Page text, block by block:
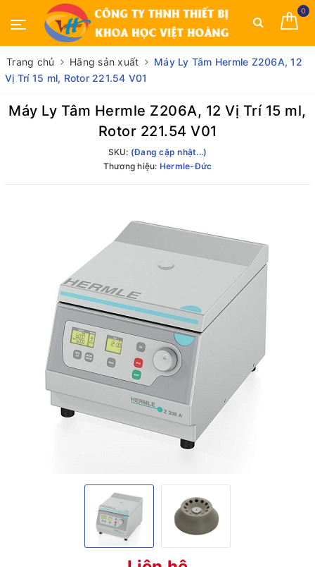
0
Trang chủ Hãng sản xuất
Máy Ly Tâm Hermle Z206A, 12
Vị Trí 15 ml, Rotor 221.54 V01
Máy Ly Tâm Hermle Z206A, 12 Vị Trí 15 ml,
Rotor 221.54 V01
SKU: (Đang cập nhật...)
Thương hiệu: Hermle-Đức